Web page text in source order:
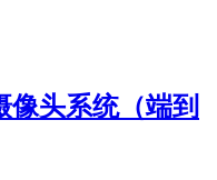
头系统（端到